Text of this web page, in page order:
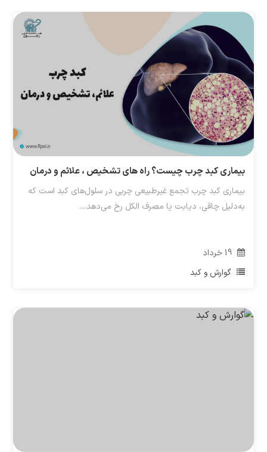
بیماری کبد چرب چیست؟ راه های تشخیص ، علائم و درمان
بیماری کبد چرب تجمع غیرطبیعی چربی در سلول‌های کبد است که
به‌دلیل چاقی، دیابت یا مصرف الکل رخ می‌دهد....
خرداد
گوارش و کبد